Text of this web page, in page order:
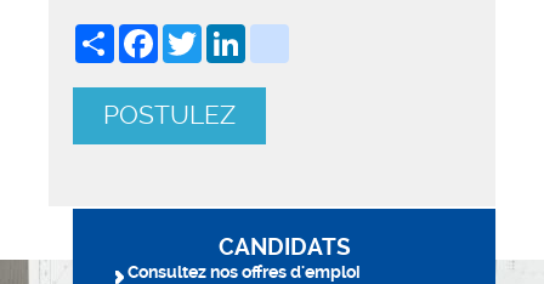
ShareFacebook
TwitterLinkedIn
POSTULEZ
CANDIDATS
Consultez nos offres d'emploi